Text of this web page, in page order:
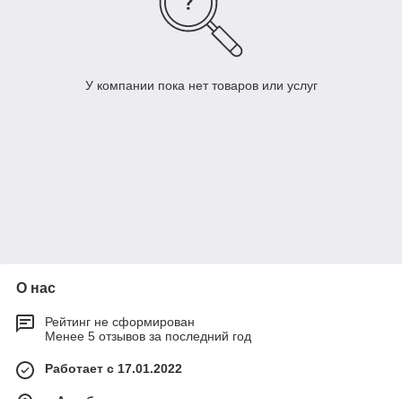
У компании пока нет товаров или услуг
О нас
Рейтинг не сформирован
Менее 5 отзывов за последний год
Работает с 17.01.2022